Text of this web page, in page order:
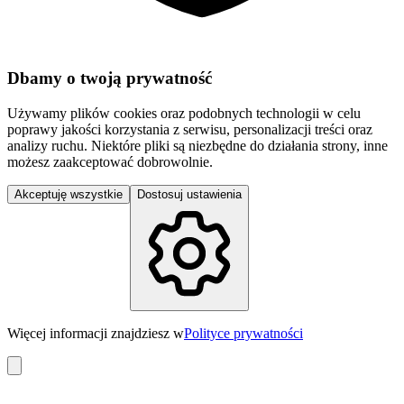
Dbamy o twoją prywatność
Używamy plików cookies oraz podobnych technologii w celu
poprawy jakości korzystania z serwisu, personalizacji treści oraz
analizy ruchu. Niektóre pliki są niezbędne do działania strony, inne
możesz zaakceptować dobrowolnie.
Akceptuję wszystkie Dostosuj ustawienia
Więcej informacji znajdziesz wPolityce prywatności